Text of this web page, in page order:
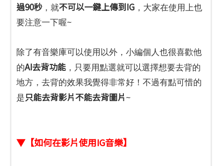
過90秒 ，就不可以一鍵上傳到IG ，大家在使用上也
要注意一下喔~
除了有音樂庫可以使用以外，小編個人也很喜歡他
的AI去背功能 ，只要用點選就可以選擇想要去背的
地方，去背的效果我覺得非常好！不過有點可惜的
是只能去背影片不能去背圖片~
▼【如何在影片使用IG音樂】